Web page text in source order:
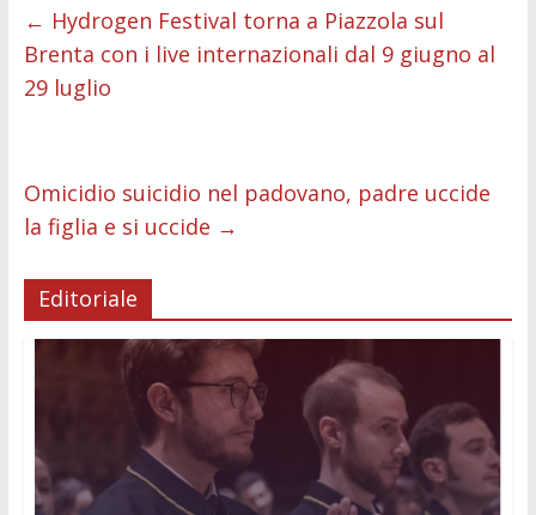
b
o
o
er l s
A
e
n
di
t
e
dI
di
vi
← Hydrogen Festival torna a Piazzola sul
Brenta con i live internazionali dal 9 giugno al
29 luglio
Omicidio suicidio nel padovano, padre uccide
la figlia e si uccide →
Editoriale